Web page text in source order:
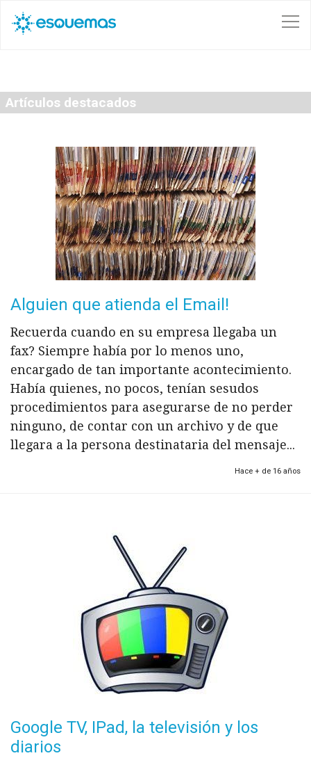
Artículos destacados
Alguien que atienda el Email!
Recuerda cuando en su empresa llegaba un
fax? Siempre había por lo menos uno,
encargado de tan importante acontecimiento.
Había quienes, no pocos, tenían sesudos
procedimientos para asegurarse de no perder
ninguno, de contar con un archivo y de que
llegara a la persona destinataria del mensaje...
Hace + de 16 años
Google TV, IPad, la televisión y los
diarios